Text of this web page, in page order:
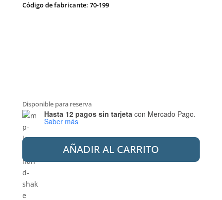
Código de fabricante: 70-199
Disponible para reserva
Hasta 12 pagos sin tarjetacon Mercado Pago.
Saber más
PEIRANO
199
CR
BIDE
LIVE
AÑADIR AL CARRITO